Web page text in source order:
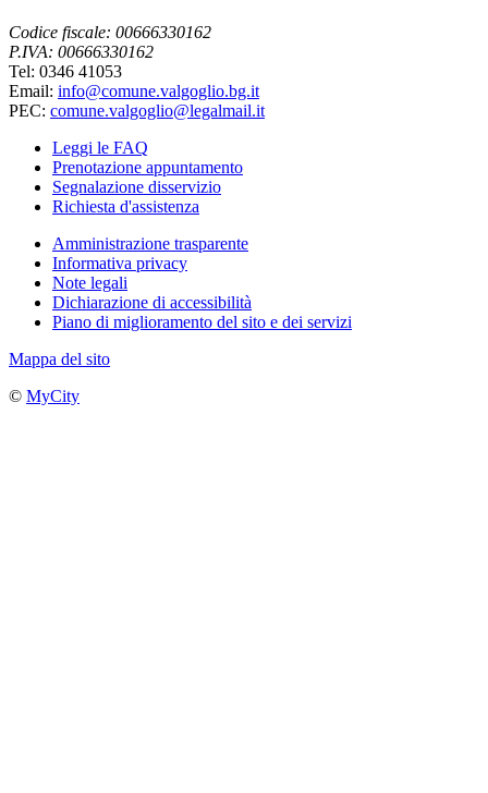
Codice fiscale: 00666330162
P.IVA: 00666330162
Tel: 0346 41053
Email: info@comune.valgoglio.bg.it
PEC: comune.valgoglio@legalmail.it
Leggi le FAQ
Prenotazione appuntamento
Segnalazione disservizio
Richiesta d'assistenza
Amministrazione trasparente
Informativa privacy
Note legali
Dichiarazione di accessibilità
Piano di miglioramento del sito e dei servizi
Mappa del sito
© MyCity